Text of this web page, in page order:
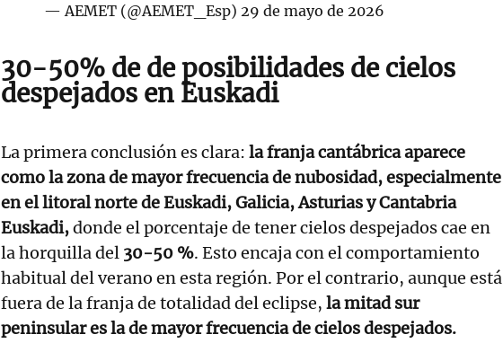
— AEMET (@AEMET_Esp) 29 de mayo de 2026
30-50% de de posibilidades de cielos
despejados en Euskadi
La primera conclusión es clara: la franja cantábrica aparece
como la zona de mayor frecuencia de nubosidad, especialmente
en el litoral norte de Euskadi, Galicia, Asturias y Cantabria
Euskadi,donde el porcentaje de tener cielos despejados cae en
la horquilla del 30-50 %. Esto encaja con el comportamiento
habitual del verano en esta región. Por el contrario, aunque está
fuera de la franja de totalidad del eclipse, la mitad sur
peninsular es la de mayor frecuencia de cielos despejados.